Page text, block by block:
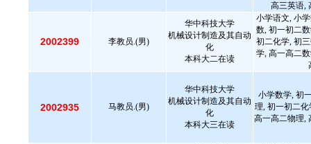
高三英语,
2002399 李教员.(男)
华中科技大学
机械设计制造及其自动
化
本科大二在读
小学语文, 小
数, 初一初二
初二化学, 初
学, 高一高二
2002935 马教员.(男)
华中科技大学
机械设计制造及其自动
化
本科大三在读
小学数学, 初
理, 初一初二
高一高二物理,